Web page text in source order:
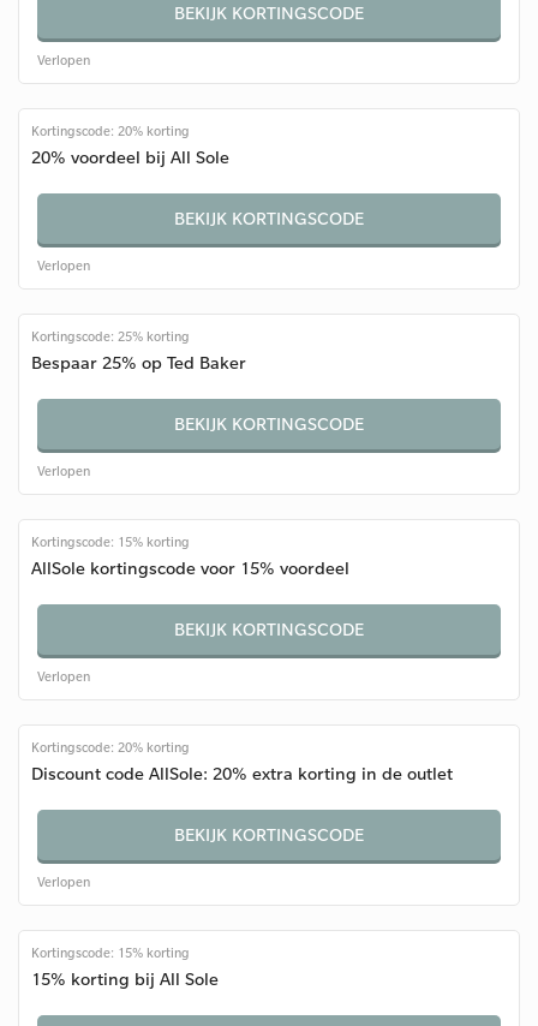
BEKIJK KORTINGSCODE
Verlopen
Kortingscode: 20% korting
20% voordeel bij All Sole
BEKIJK KORTINGSCODE
Verlopen
Kortingscode: 25% korting
Bespaar 25% op Ted Baker
BEKIJK KORTINGSCODE
Verlopen
Kortingscode: 15% korting
AllSole kortingscode voor 15% voordeel
BEKIJK KORTINGSCODE
Verlopen
Kortingscode: 20% korting
Discount code AllSole: 20% extra korting in de outlet
BEKIJK KORTINGSCODE
Verlopen
Kortingscode: 15% korting
15% korting bij All Sole